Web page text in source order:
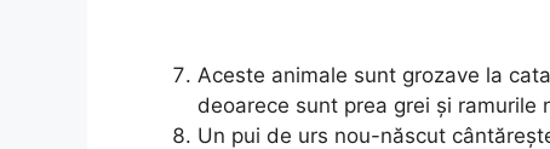
Aceste animale sunt grozave la
deoarece sunt prea grei și ramurile
Un pui de urs nou-născut